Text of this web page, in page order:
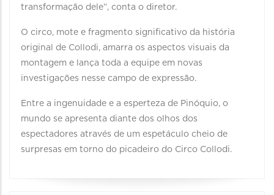
transformação dele”, conta o diretor.
O circo, mote e fragmento significativo da história
original de Collodi, amarra os aspectos visuais da
montagem e lança toda a equipe em novas
investigações nesse campo de expressão.
Entre a ingenuidade e a esperteza de Pinóquio, o
mundo se apresenta diante dos olhos dos
espectadores através de um espetáculo cheio de
surpresas em torno do picadeiro do Circo Collodi.